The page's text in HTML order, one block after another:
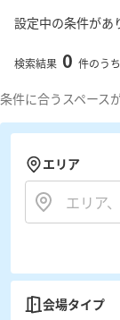
設定中の条件があ
検索結果 0 件のうち
条件に合うスペース
エリア
会場タイプ